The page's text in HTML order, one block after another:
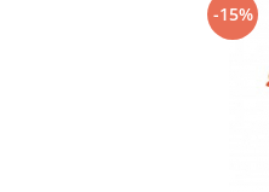
-15%